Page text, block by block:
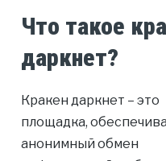
Что такое
даркнет?
Кракен даркнет – это
площадка,
анонимный обмен